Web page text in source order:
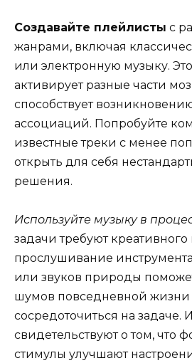
Создавайте плейлисты с
жанрами, включая
или электронную музыку.
активирует разные части
способствует
ассоциаций. Попробуйте
известные треки с менее
открыть для себя
решения.
Используйте музыку в
задачи требуют креативного
прослушивание
или звуков природы
шумов повседневной жизни
сосредоточиться на задаче.
свидетельствуют о том, что
стимулы улучшают